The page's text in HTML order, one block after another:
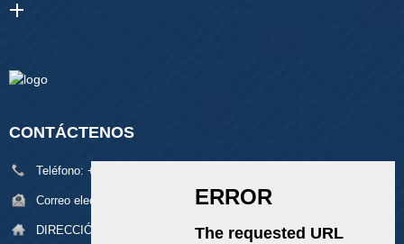
CONTÁCTENOS
Teléfono: +86 18929329313
Correo electrónico: alan@pftworld.com
DIRECCIÓN:
Edificio 49, Parque Industrial Fumin, Aldea Pinghu,